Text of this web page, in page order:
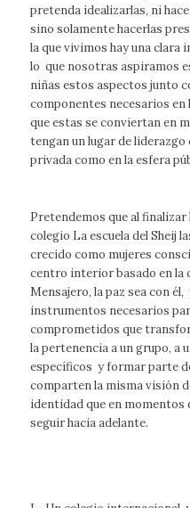
pretenda idealizarlas, ni
sino solamente hacerlas
la que vivimos hay una clara
lo que nosotras aspiramos
niñas estos aspectos junto
componentes necesarios en
que estas se conviertan en
tengan un lugar de
privada como en la esfera
Pretendemos que al finalizar
colegio La escuela del Sheij
crecido como mujeres
centro interior basado en la
Mensajero, la paz sea con él,
instrumentos necesarios
comprometidos que
la pertenencia a un grupo, a
específicos y formar parte
comparten la misma visión
identidad que en
seguir hacia adelante.